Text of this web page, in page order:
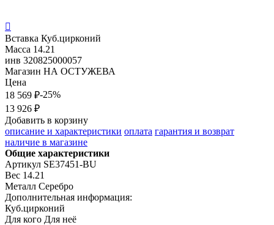

Вставка Куб.цирконий
Масса 14.21
инв 320825000057
Магазин НА ОСТУЖЕВА
Цена
18 569 ₽-25%
13 926 ₽
Добавить в корзину
описание и характеристики оплата гарантия и возврат
наличие в магазине
Общие характеристики
Артикул SE37451-BU
Вес 14.21
Металл Серебро
Дополнительная информация:
Куб.цирконий
Для кого Для неё